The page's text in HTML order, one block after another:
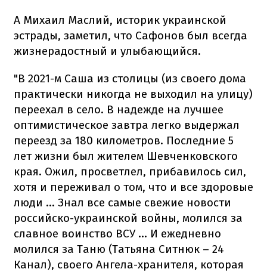
А Михаил Маслий, историк украинской
эстрады, заметил, что Сафонов был всегда
жизнерадостный и улыбающийся.
"В 2021-м Саша из столицы (из своего дома
практически никогда не выходил на улицу)
переехал в село. В надежде на лучшее
оптимистическое завтра легко выдержал
переезд за 180 километров. Последние 5
лет жизни был жителем Шевченковского
края. Ожил, просветлел, прибавилось сил,
хотя и переживал о том, что и все здоровые
люди ... Знал все самые свежие новости
российско-украинской войны, молился за
славное воинство ВСУ ... И ежедневно
молился за Таню (Татьяна Ситнюк – 24
Канал), своего Ангела-хранителя, которая